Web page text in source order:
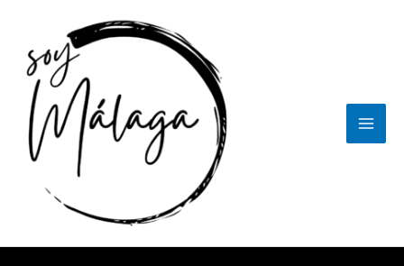
contenido